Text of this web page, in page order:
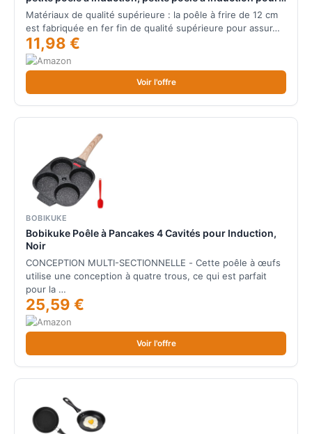
œufs, mini poêle à œufs au plat pour cuisinière à gaz
et cuisines à induction, avec 2
Matériaux de qualité supérieure : la poêle à frire de 12 cm
est fabriquée en fer fin de qualité supérieure pour assur…
11,98 €
Voir l'offre
BOBIKUKE
Bobikuke Poêle à Pancakes 4 Cavités pour Induction,
Noir
CONCEPTION MULTI-SECTIONNELLE - Cette poêle à œufs
utilise une conception à quatre trous, ce qui est parfait
pour la …
25,59 €
Voir l'offre